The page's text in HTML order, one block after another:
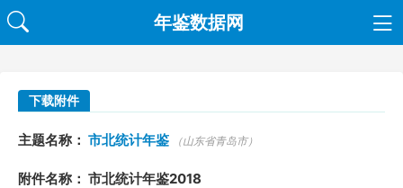
年鉴数据网
下载附件
主题名称： 市北统计年鉴 （山东省青岛市）
附件名称： 市北统计年鉴2018